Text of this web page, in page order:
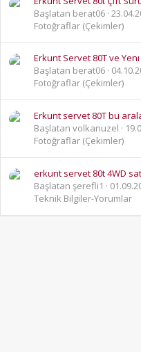
Başlatan berat06
Fotoğraflar (Çekimler)
Erkunt Servet 80T ve
Başlatan berat06
Fotoğraflar (Çekimler)
Erkunt servet 80T bu
Başlatan volkanuzel
Fotoğraflar (Çekimler)
erkunt servet 80t 4WD
Başlatan şerefli1
Teknik Bilgiler-Yorumlar